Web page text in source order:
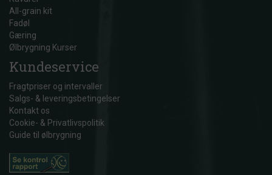
All-grain kit
Fadøl
Gæring
Ølbrygning Kurser
Kundeservice
Fragtpriser og intervaller
Salgs- & leveringsbetingelser
Kontakt os
Cookie- & Privatlivspolitik
Guide til ølbrygning